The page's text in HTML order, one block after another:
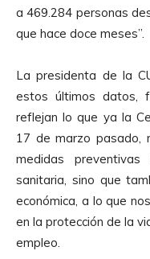
a 469.284 personas
que hace doce meses”.
La presidenta de la
estos últimos datos,
reflejan lo que ya la
17 de marzo pasado,
medidas
sanitaria, sino que
económica, a lo que
en la protección de la
empleo.